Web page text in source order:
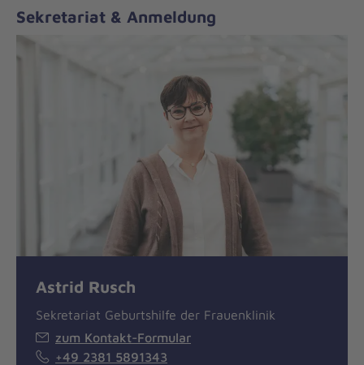
Sekretariat & Anmeldung
Astrid Rusch
Sekretariat Geburtshilfe der Frauenklinik
zum Kontakt-Formular
+49 2381 5891343